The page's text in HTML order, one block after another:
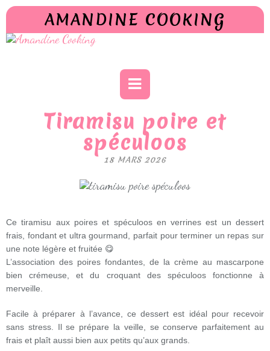
AMANDINE COOKING
Tiramisu poire et
spéculoos
18 MARS 2026
Ce tiramisu aux poires et spéculoos en verrines est un dessert
frais, fondant et ultra gourmand, parfait pour terminer un repas sur
une note légère et fruitée 😋
L’association des poires fondantes, de la crème au mascarpone
bien crémeuse, et du croquant des spéculoos fonctionne à
merveille.
Facile à préparer à l’avance, ce dessert est idéal pour recevoir
sans stress. Il se prépare la veille, se conserve parfaitement au
frais et plaît aussi bien aux petits qu’aux grands.